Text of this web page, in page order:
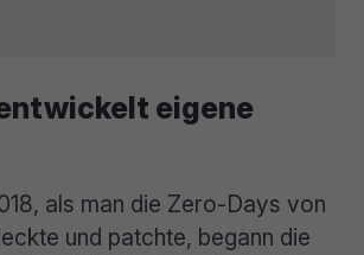
eigene
als man die Zero-Days von
und patchte, begann die